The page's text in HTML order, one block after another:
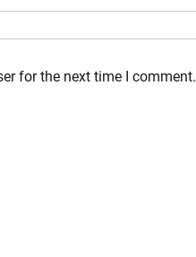
for the next time I comment.